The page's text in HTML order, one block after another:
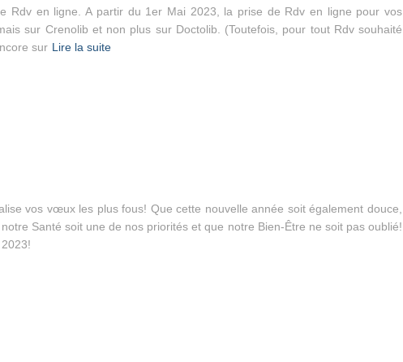
Rdv en ligne. A partir du 1er Mai 2023, la prise de Rdv en ligne pour vos
sur Crenolib et non plus sur Doctolib. (Toutefois, pour tout Rdv souhaité
sur Lire la suite
vos vœux les plus fous! Que cette nouvelle année soit également douce,
Santé soit une de nos priorités et que notre Bien-Être ne soit pas oublié!